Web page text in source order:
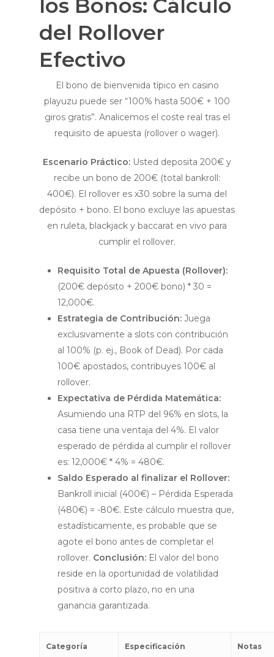
los Bonos: Cálculo
del Rollover
Efectivo
El bono de bienvenida típico en casino
playuzu puede ser “100% hasta 500€ + 100
giros gratis”. Analicemos el coste real tras el
requisito de apuesta (rollover o wager).
Escenario Práctico: Usted deposita 200€ y
recibe un bono de 200€ (total bankroll:
400€). El rollover es x30 sobre la suma del
depósito + bono. El bono excluye las apuestas
en ruleta, blackjack y baccarat en vivo para
cumplir el rollover.
Requisito Total de Apuesta (Rollover):
(200€ depósito + 200€ bono) * 30 =
12,000€.
Estrategia de Contribución: Juega
exclusivamente a slots con contribución
al 100% (p. ej., Book of Dead). Por cada
100€ apostados, contribuyes 100€ al
rollover.
Expectativa de Pérdida Matemática:
Asumiendo una RTP del 96% en slots, la
casa tiene una ventaja del 4%. El valor
esperado de pérdida al cumplir el rollover
es: 12,000€ * 4% = 480€.
Saldo Esperado al finalizar el Rollover:
Bankroll inicial (400€) – Pérdida Esperada
(480€) = -80€. Este cálculo muestra que,
estadísticamente, es probable que se
agote el bono antes de completar el
rollover. Conclusión: El valor del bono
reside en la oportunidad de volatilidad
positiva a corto plazo, no en una
ganancia garantizada.
Categoría Especificación
Notas